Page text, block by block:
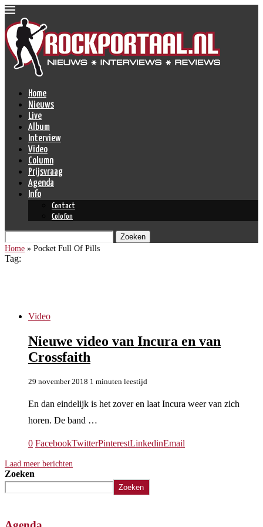
Home
Nieuws
Live
Album
Interview
Video
Column
Prijsvraag
Agenda
Info
Contact
Colofon
Zoeken
Home » Pocket Full Of Pills
Tag:
Video
Nieuwe video van Incura en van
Crossfaith
29 november 2018 1 minuten leestijd
En dan eindelijk is het zover en laat Incura weer van zich
horen. De band …
0 FacebookTwitterPinterestLinkedinEmail
Laad meer berichten
Zoeken
Zoeken